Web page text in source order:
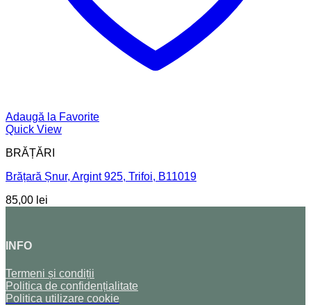
Adaugă la Favorite
Quick View
BRĂȚĂRI
Brățară Șnur, Argint 925, Trifoi, B11019
85,00 lei
INFO
Termeni și condiții
Politica de confidențialitate
Politica utilizare cookie